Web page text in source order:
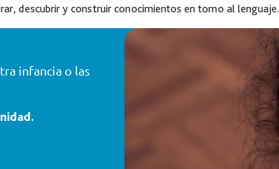
descubrir y construir conocimientos en torno al lenguaje.
infancia o las